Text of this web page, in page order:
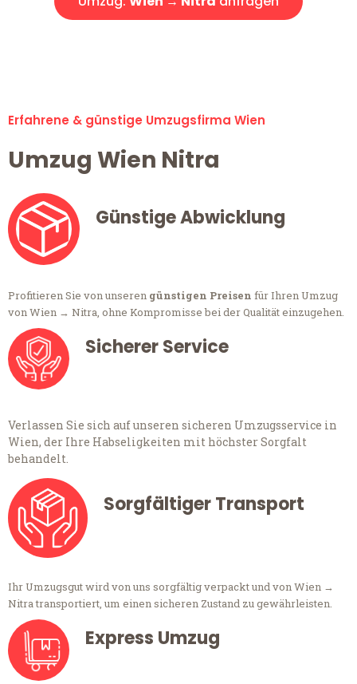
Erfahrene & günstige Umzugsfirma Wien
Umzug Wien Nitra
Günstige Abwicklung
Profitieren Sie von unseren günstigen Preisen für Ihren Umzug
von Wien → Nitra, ohne Kompromisse bei der Qualität einzugehen.
Sicherer Service
Verlassen Sie sich auf unseren sicheren Umzugsservice in
Wien, der Ihre Habseligkeiten mit höchster Sorgfalt
behandelt.
Sorgfältiger Transport
Ihr Umzugsgut wird von uns sorgfältig verpackt und von Wien →
Nitra transportiert, um einen sicheren Zustand zu gewährleisten.
Express Umzug